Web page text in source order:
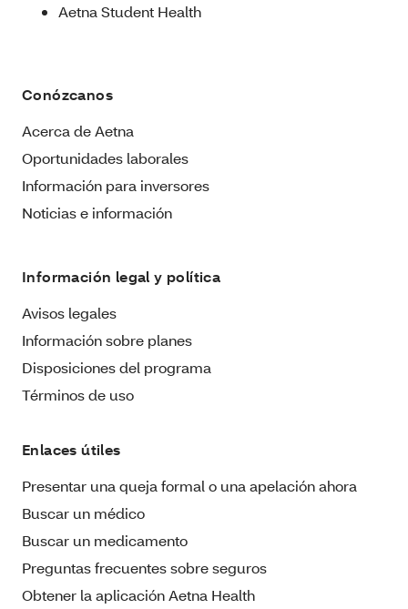
Aetna Student Health
Conózcanos
Acerca de Aetna
Oportunidades laborales
Información para inversores
Noticias e información
Información legal y política
Avisos legales
Información sobre planes
Disposiciones del programa
Términos de uso
Enlaces útiles
Presentar una queja formal o una apelación ahora
Buscar un médico
Buscar un medicamento
Preguntas frecuentes sobre seguros
Obtener la aplicación Aetna Health